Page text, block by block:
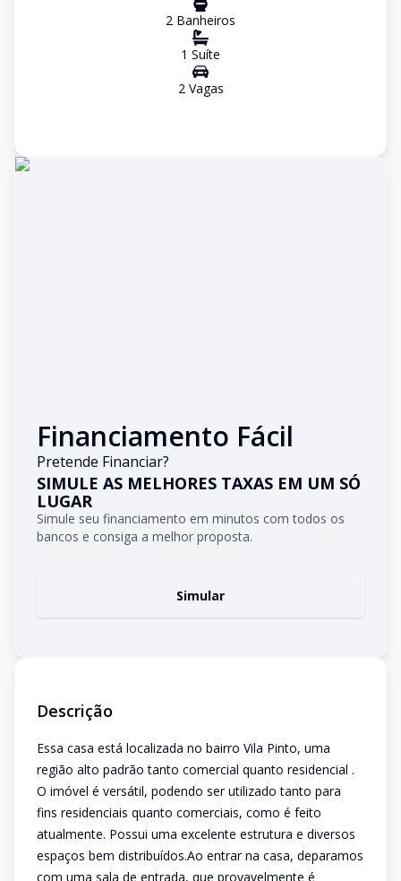
2 Banheiros
1 Suíte
2Vagas
Financiamento Fácil
Pretende Financiar?
SIMULE AS MELHORES TAXAS EM UM SÓ
LUGAR
Simule seu financiamento em minutos com todos os
bancos e consiga a melhor proposta.
Simular
Descrição
Essa casa está localizada no bairro Vila Pinto, uma
região alto padrão tanto comercial quanto residencial .
O imóvel é versátil, podendo ser utilizado tanto para
fins residenciais quanto comerciais, como é feito
atualmente. Possui uma excelente estrutura e diversos
espaços bem distribuídos.Ao entrar na casa, deparamos
com uma sala de entrada, que provavelmente é